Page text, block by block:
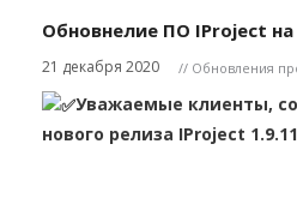
Обновнелие ПО IProject на
21 декабря 2020 // Обновления
Уважаемые клиенты,
нового релиза IProject